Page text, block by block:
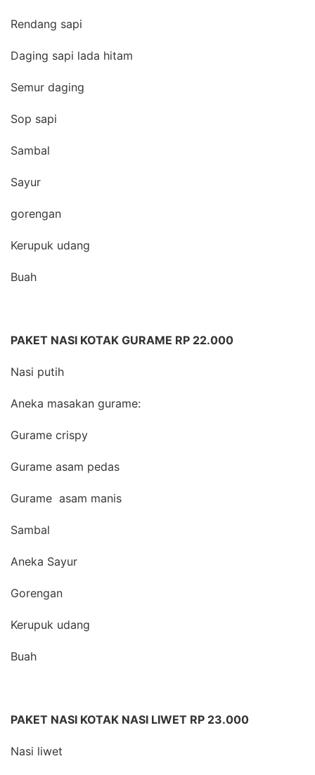
Rendang sapi
Daging sapi lada hitam
Semur daging
Sop sapi
Sambal
Sayur
gorengan
Kerupuk udang
Buah
PAKET NASI KOTAK GURAME RP 22.000
Nasi putih
Aneka masakan gurame:
Gurame crispy
Gurame asam pedas
Gurame asam manis
Sambal
Aneka Sayur
Gorengan
Kerupuk udang
Buah
PAKET NASI KOTAK NASI LIWET RP 23.000
Nasi liwet